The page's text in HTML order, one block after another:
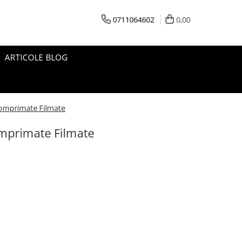
0711064602 0,00
ARTICOLE BLOG
Filmate
Filmate